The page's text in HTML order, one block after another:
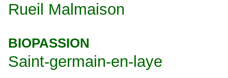
Rueil Malmaison
BIOPASSION
Saint-germain-en-laye